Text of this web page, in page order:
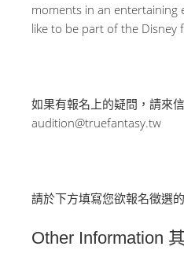
moments in an entertaining
like to be part of the Disney
如果有報名上的疑問，請來
audition@truefantasy.tw
請於下方填寫您欲報名徵選
Other Information